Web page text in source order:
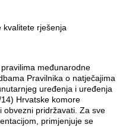
kvalitete rješenja
međunarodne
Pravilnika o natječajima
uređenja i uređenja
Hrvatske komore
obvezni pridržavati. Za sve
primjenjuje se